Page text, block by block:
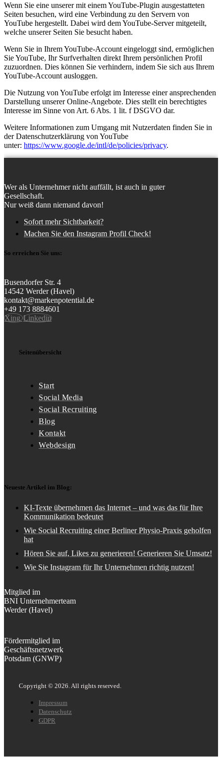
Wenn Sie eine unserer mit einem YouTube-Plugin ausgestatteten
Seiten besuchen, wird eine Verbindung zu den Servern von
YouTube hergestellt. Dabei wird dem YouTube-Server mitgeteilt,
welche unserer Seiten Sie besucht haben.
Wenn Sie in Ihrem YouTube-Account eingeloggt sind, ermöglichen
Sie YouTube, Ihr Surfverhalten direkt Ihrem persönlichen Profil
zuzuordnen. Dies können Sie verhindern, indem Sie sich aus Ihrem
YouTube-Account ausloggen.
Die Nutzung von YouTube erfolgt im Interesse einer ansprechenden
Darstellung unserer Online-Angebote. Dies stellt ein berechtigtes
Interesse im Sinne von Art. 6 Abs. 1 lit. f DSGVO dar.
Weitere Informationen zum Umgang mit Nutzerdaten finden Sie in
der Datenschutzerklärung von YouTube
unter: https://www.google.de/intl/de/policies/privacy.
Wer als Unternehmer nicht auffällt, ist auch in guter
Gesellschaft.
Nur weiß dann niemand davon!
Sofort mehr Sichtbarkeit?
Machen Sie den Instagram Profil Check!
So erreichen Sie uns:
Busendorfer Str. 4
14542 Werder (Havel)
kontakt@markenpotential.de
+49 173 8884601
Xing Linkedin
Seitenübersicht
Start
Social Media
Social Recruiting
Blog
Kontakt
Webdesign
Neueste Artikel im Blog:
KI-Texte übernehmen das Internet – und was das für Ihre
Kommunikation bedeutet
Wie Social Recruiting einer Berliner Physio-Praxis geholfen
hat
Hören Sie auf, Likes zu generieren! Generieren Sie Umsatz!
Wie Sie Instagram für Ihr Unternehmen richtig nutzen!
Mitglied im
BNI Unternehmerteam
Werder (Havel)
Fördermitglied im
Geschäftsnetzwerk
Potsdam (GNWP)
Copyright © 2026. All rights reserved.
Impressum
Datenschutz
GDPR